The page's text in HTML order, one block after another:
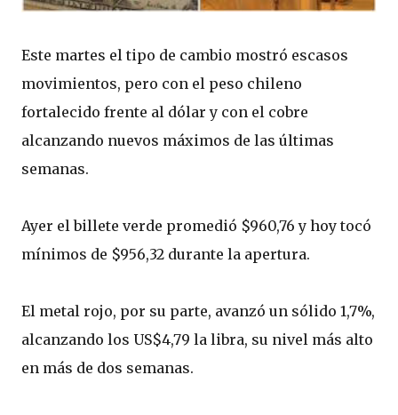
Este martes el tipo de cambio mostró escasos
movimientos, pero con el peso chileno
fortalecido frente al dólar y con el cobre
alcanzando nuevos máximos de las últimas
semanas.
Ayer el billete verde promedió $960,76 y hoy tocó
mínimos de $956,32 durante la apertura.
El metal rojo, por su parte, avanzó un sólido 1,7%,
alcanzando los US$4,79 la libra, su nivel más alto
en más de dos semanas.